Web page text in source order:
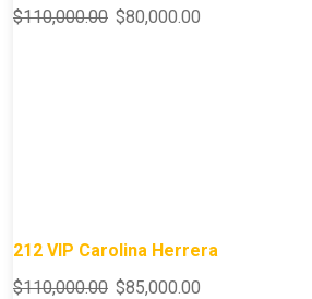
$110,000.00 $80,000.00
212 VIP Carolina Herrera
$110,000.00 $85,000.00